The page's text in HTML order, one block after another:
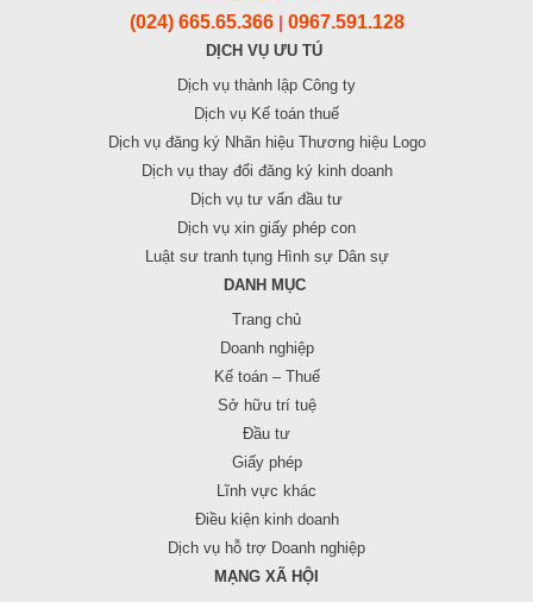
(024) 665.65.366 | 0967.591.128
DỊCH VỤ ƯU TÚ
Dịch vụ thành lập Công ty
Dịch vụ Kế toán thuế
Dịch vụ đăng ký Nhãn hiệu Thương hiệu Logo
Dịch vụ thay đổi đăng ký kinh doanh
Dịch vụ tư vấn đầu tư
Dịch vụ xin giấy phép con
Luật sư tranh tụng Hình sự Dân sự
DANH MỤC
Trang chủ
Doanh nghiệp
Kế toán – Thuế
Sở hữu trí tuệ
Đầu tư
Giấy phép
Lĩnh vực khác
Điều kiện kinh doanh
Dịch vụ hỗ trợ Doanh nghiệp
MẠNG XÃ HỘI